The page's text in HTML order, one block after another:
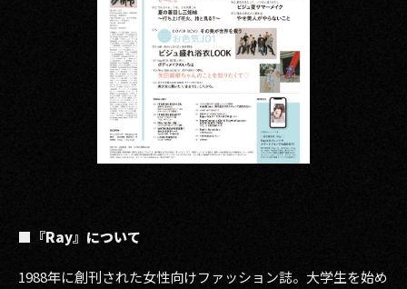
■『Ray』について
1988年に創刊された女性向けファッション誌。大学生を始め